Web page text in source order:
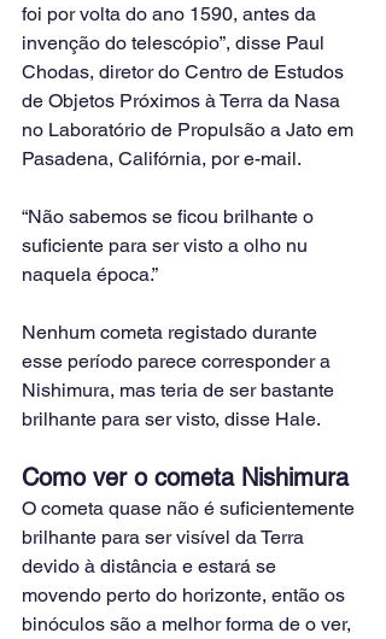
foi por volta do ano 1590, antes da
invenção do telescópio”, disse Paul
Chodas, diretor do Centro de Estudos
de Objetos Próximos à Terra da Nasa
no Laboratório de Propulsão a Jato em
Pasadena, Califórnia, por e-mail.
“Não sabemos se ficou brilhante o
suficiente para ser visto a olho nu
naquela época.”
Nenhum cometa registado durante
esse período parece corresponder a
Nishimura, mas teria de ser bastante
brilhante para ser visto, disse Hale.
Como ver o cometa Nishimura
O cometa quase não é suficientemente
brilhante para ser visível da Terra
devido à distância e estará se
movendo perto do horizonte, então os
binóculos são a melhor forma de o ver,